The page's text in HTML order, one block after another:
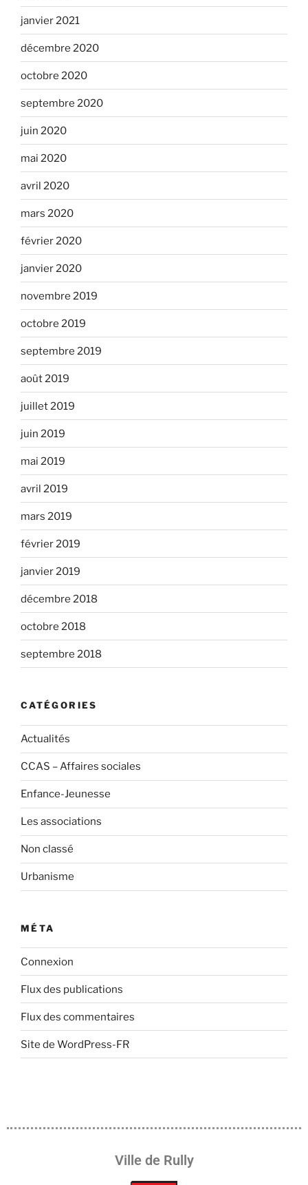
janvier 2021
décembre 2020
octobre 2020
septembre 2020
juin 2020
mai 2020
avril 2020
mars 2020
février 2020
janvier 2020
novembre 2019
octobre 2019
septembre 2019
août 2019
juillet 2019
juin 2019
mai 2019
avril 2019
mars 2019
février 2019
janvier 2019
décembre 2018
octobre 2018
septembre 2018
CATÉGORIES
Actualités
CCAS – Affaires sociales
Enfance-Jeunesse
Les associations
Non classé
Urbanisme
MÉTA
Connexion
Flux des publications
Flux des commentaires
Site de WordPress-FR
Ville de Rully